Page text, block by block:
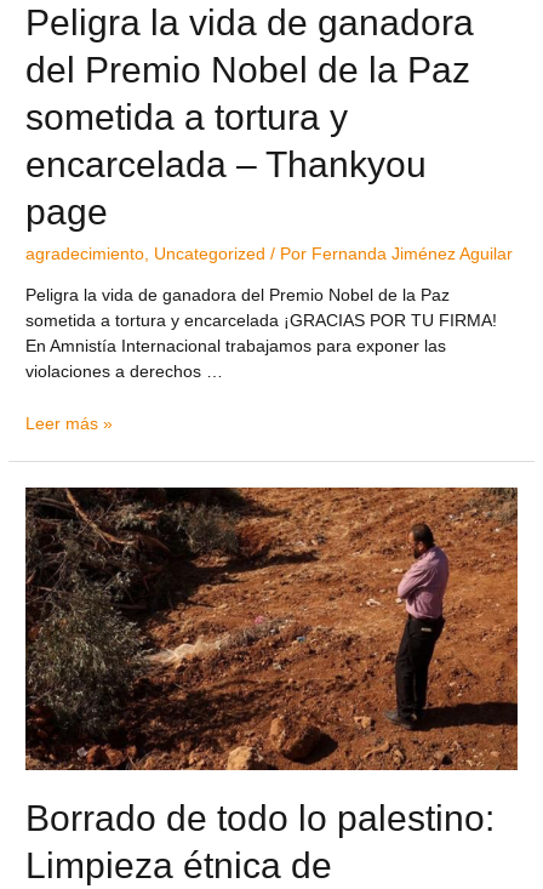
Peligra la vida de ganadora
del Premio Nobel de la Paz
sometida a tortura y
encarcelada – Thankyou
page
agradecimiento, Uncategorized / Por Fernanda Jiménez Aguilar
Peligra la vida de ganadora del Premio Nobel de la Paz
sometida a tortura y encarcelada ¡GRACIAS POR TU FIRMA!
En Amnistía Internacional trabajamos para exponer las
violaciones a derechos …
Leer más »
Borrado de todo lo palestino:
Limpieza étnica de